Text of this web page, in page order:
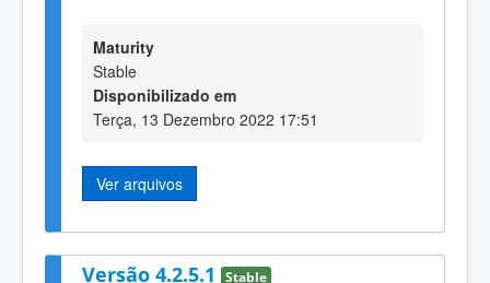
Maturity
Stable
Disponibilizado em
Terça, 13 Dezembro 2022 17:51
Ver arquivos
Versão 4.2.5.1 Stable